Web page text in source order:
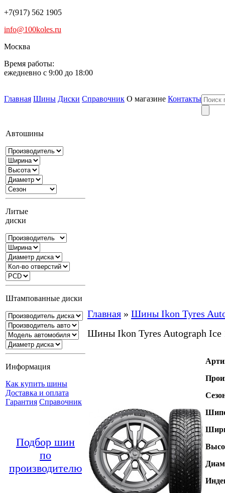
+7(917) 562 1905
info@100koles.ru
Москва
Время работы:
ежедневно с 9:00 до 18:00
Главная Шины Диски Справочник О магазине Контакты
Автошины
Литые
диски
Штампованные диски
Информация
Как купить шины
Доставка и оплата
Гарантия Справочник
Подбор шин
по
производителю
Главная » Шины Ikon Tyres
Шины Ikon Tyres Autograph Ice